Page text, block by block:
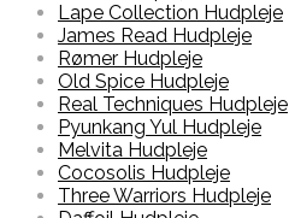
Lape Collection Hudpleje
James Read Hudpleje
Rømer Hudpleje
Old Spice Hudpleje
Real Techniques Hudpleje
Pyunkang Yul Hudpleje
Melvita Hudpleje
Cocosolis Hudpleje
Three Warriors Hudpleje